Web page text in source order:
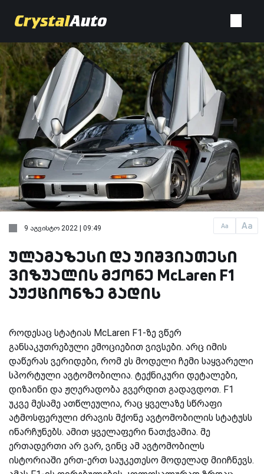
Aa Aa
9 აგვისტო 2022 | 09:49
ულამაზესი და უიშვიათესი
ვიზუალის მქონე McLaren F1
აუქციონზე გადის
როდესაც სტატიას McLaren F1-ზე ვწერ
განსაკუთრებული ემოციებით ვივსები. არც იმის
დაწერას ვერიდები, რომ ეს მოდელი ჩემი საყვარელი
სპორტული ავტომობილია. ტექნიკური დეტალები,
დიზაინი და ჟღერადობა გვერდით გადავდოთ. F1
უკვე მესამე ათწლეულია, რაც ყველაზე სწრაფი
ატმოსფერული ძრავის მქონე ავტომობილის სტატუსს
ინარჩუნებს. ამით ყველაფერი ნათქვამია. მე
ერთადერთი არ ვარ, ვინც ამ ავტომობილს
ისტორიაში ერთ-ერთ საუკეთესო მოდელად მიიჩნევს.